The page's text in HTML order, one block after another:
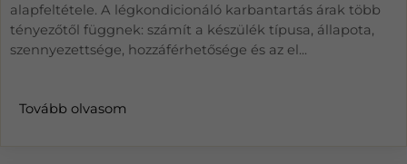
alapfeltétele. A légkondicionáló karbantartás árak több
tényezőtől függnek: számít a készülék típusa, állapota,
szennyezettsége, hozzáférhetősége és az el...
Tovább olvasom